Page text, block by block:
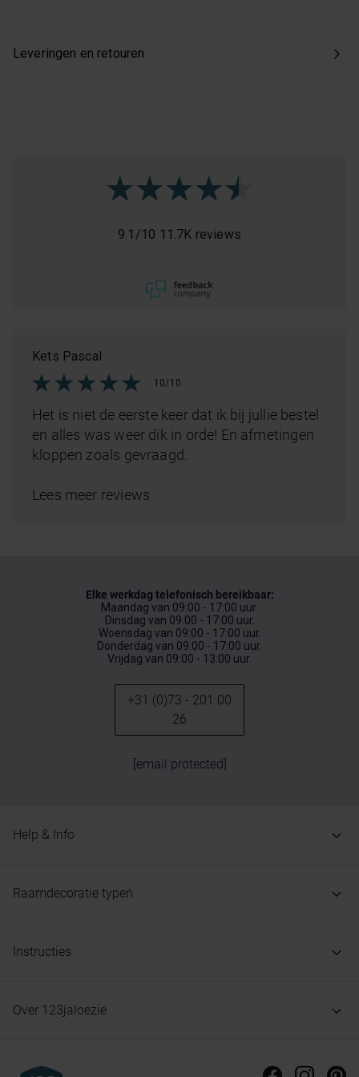
Leveringen en retouren
9.1 /10 11.7K reviews
Kets Pascal
10/10
Het is niet de eerste keer dat ik bij jullie bestel
en alles was weer dik in orde! En afmetingen
kloppen zoals gevraagd.
Lees meer reviews
Elke werkdag telefonisch bereikbaar:
Maandag van 09:00 - 17:00 uur.
Dinsdag van 09:00 - 17:00 uur.
Woensdag van 09:00 - 17:00 uur.
Donderdag van 09:00 - 17:00 uur.
Vrijdag van 09:00 - 13:00 uur.
+31 (0)73 - 201 00
26
[email protected]
Help & Info
Raamdecoratie typen
Instructies
Over 123jaloezie